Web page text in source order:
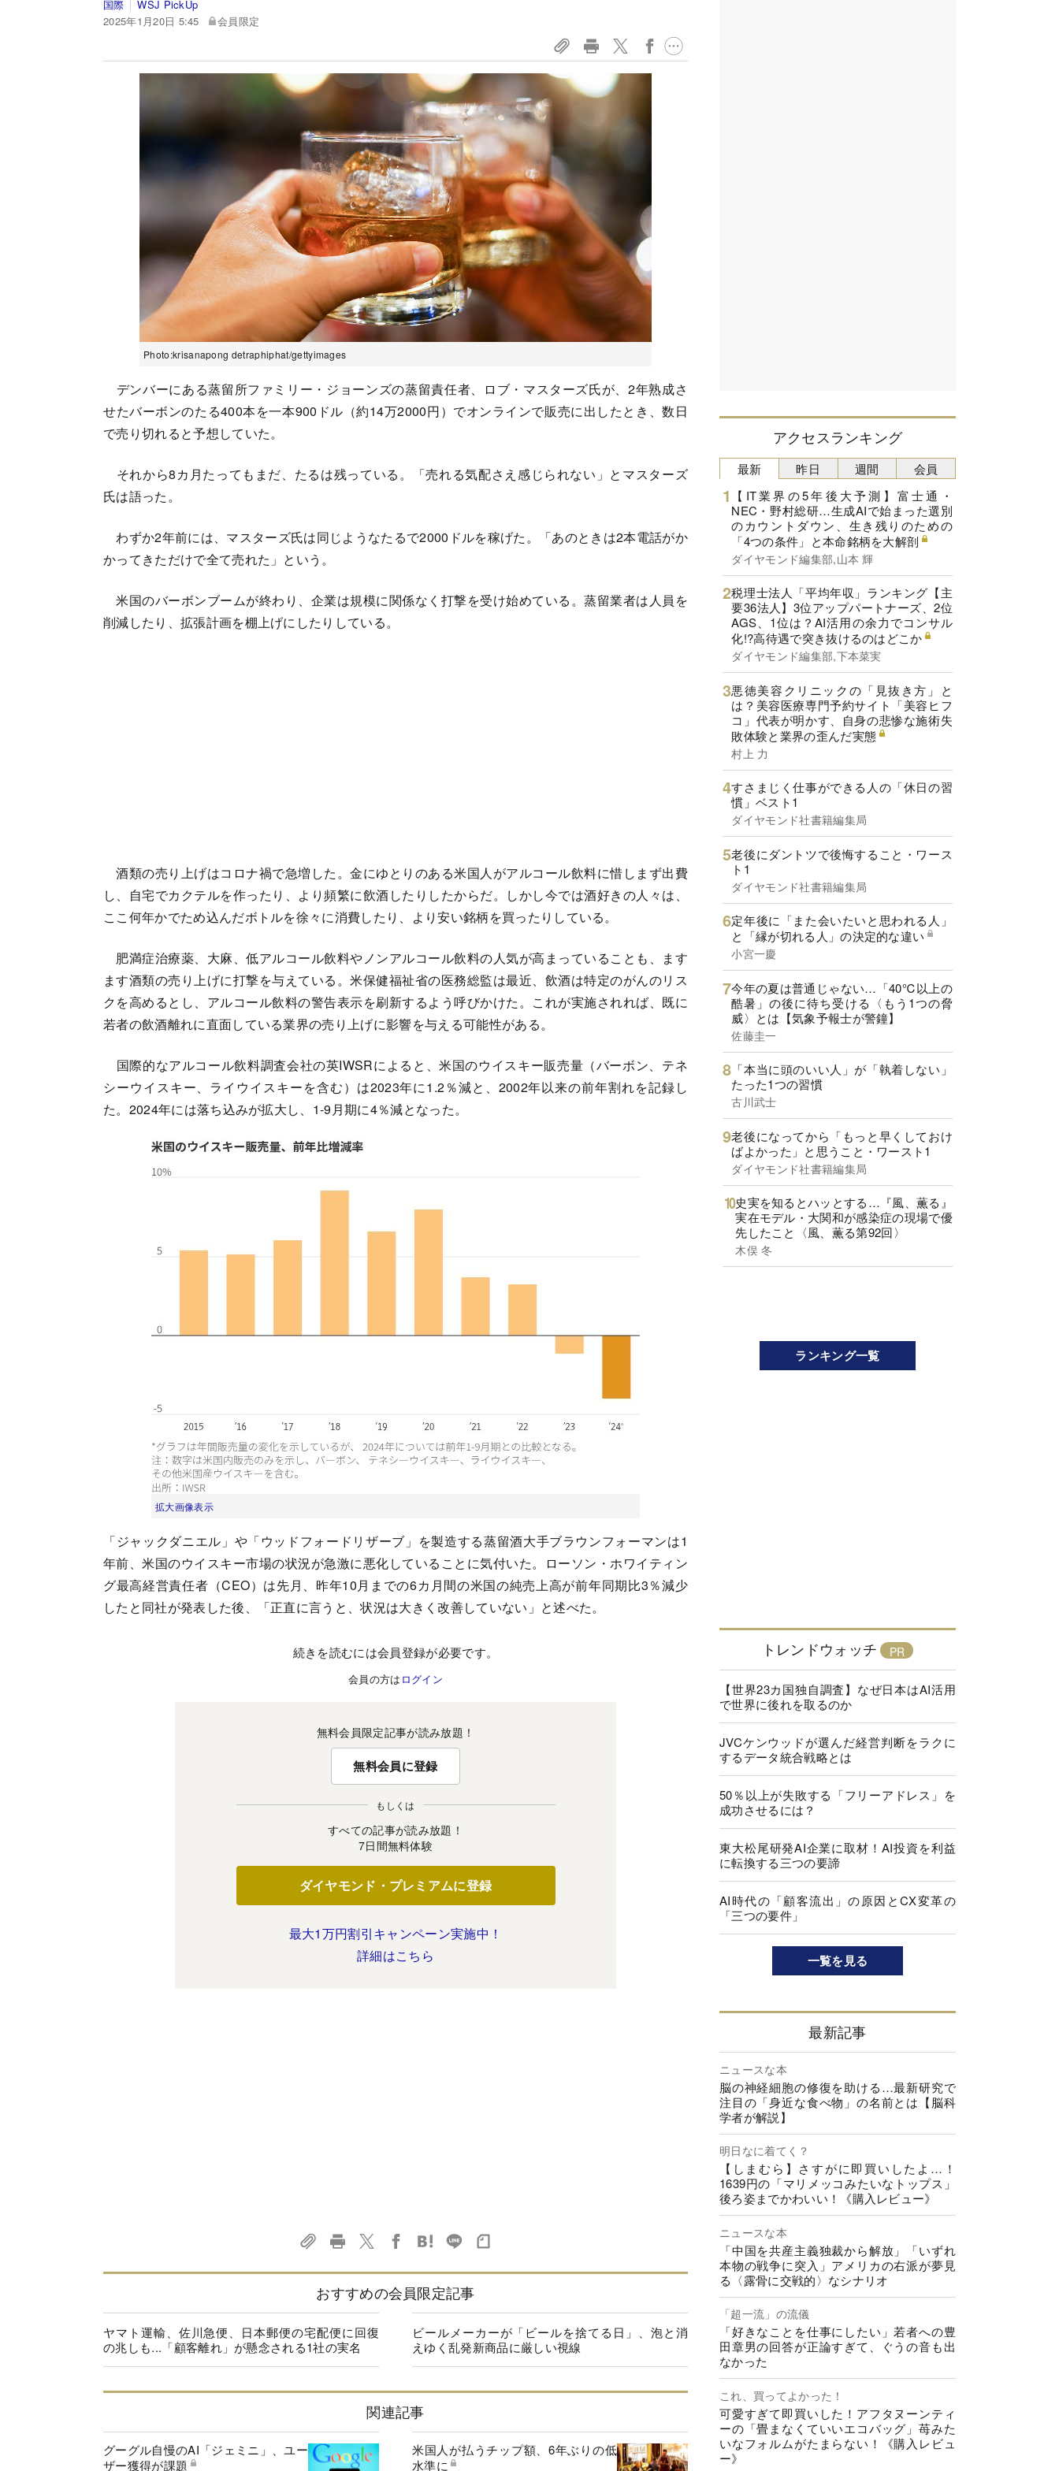
国際
WSJ PickUp
2025年1月20日 5:45
会員限定
Photo:krisanapong detraphiphat/gettyimages
デンバーにある蒸留所ファミリー・ジョーンズの蒸留責任者、ロブ・マスターズ氏が、2年熟成さ
せたバーボンのたる400本を一本900ドル（約14万2000円）でオンラインで販売に出したとき、数日
で売り切れると予想していた。
それから8カ月たってもまだ、たるは残っている。「売れる気配さえ感じられない」とマスターズ
氏は語った。
わずか2年前には、マスターズ氏は同じようなたるで2000ドルを稼げた。「あのときは2本電話がか
かってきただけで全て売れた」という。
米国のバーボンブームが終わり、企業は規模に関係なく打撃を受け始めている。蒸留業者は人員を
削減したり、拡張計画を棚上げにしたりしている。
酒類の売り上げはコロナ禍で急増した。金にゆとりのある米国人がアルコール飲料に惜しまず出費
し、自宅でカクテルを作ったり、より頻繁に飲酒したりしたからだ。しかし今では酒好きの人々は、
ここ何年かでため込んだボトルを徐々に消費したり、より安い銘柄を買ったりしている。
肥満症治療薬、大麻、低アルコール飲料やノンアルコール飲料の人気が高まっていることも、ます
ます酒類の売り上げに打撃を与えている。米保健福祉省の医務総監は最近、飲酒は特定のがんのリス
クを高めるとし、アルコール飲料の警告表示を刷新するよう呼びかけた。これが実施されれば、既に
若者の飲酒離れに直面している業界の売り上げに影響を与える可能性がある。
国際的なアルコール飲料調査会社の英IWSRによると、米国のウイスキー販売量（バーボン、テネ
シーウイスキー、ライウイスキーを含む）は2023年に1.2％減と、2002年以来の前年割れを記録し
た。2024年には落ち込みが拡大し、1-9月期に4％減となった。
拡大画像表示
「ジャックダニエル」や「ウッドフォードリザーブ」を製造する蒸留酒大手ブラウンフォーマンは1
年前、米国のウイスキー市場の状況が急激に悪化していることに気付いた。ローソン・ホワイティン
グ最高経営責任者（CEO）は先月、昨年10月までの6カ月間の米国の純売上高が前年同期比3％減少
したと同社が発表した後、「正直に言うと、状況は大きく改善していない」と述べた。
続きを読むには会員登録が必要です。
会員の方は ログイン
無料会員限定記事が読み放題！
無料会員に登録
もしくは
すべての記事が読み放題！
7日間無料体験
ダイヤモンド・プレミアムに登録
最大1万円割引キャンペーン実施中！
詳細はこちら
おすすめの会員限定記事
ヤマト運輸、佐川急便、日本郵便の宅配便に回復
の兆しも...「顧客離れ」が懸念される1社の実名
ビールメーカーが「ビールを捨てる日」、泡と消
えゆく乱発新商品に厳しい視線
関連記事
グーグル自慢のAI「ジェミニ」、ユー
ザー獲得が課題
米国人が払うチップ額、6年ぶりの低
水準に
アクセスランキング
最新
【IT業界の5年後大予測】富士通・
NEC・野村総研…生成AIで始まった選別
のカウントダウン、生き残りのための
「4つの条件」と本命銘柄を大解剖
ダイヤモンド編集部,山本 輝
税理士法人「平均年収」ランキング【主
要36法人】3位アップパートナーズ、2位
AGS、1位は？AI活用の余力でコンサル
化!?高待遇で突き抜けるのはどこか
ダイヤモンド編集部,下本菜実
悪徳美容クリニックの「見抜き方」と
は？美容医療専門予約サイト「美容ヒフ
コ」代表が明かす、自身の悲惨な施術失
敗体験と業界の歪んだ実態
村上 力
すさまじく仕事ができる人の「休日の習
慣」ベスト1
ダイヤモンド社書籍編集局
老後にダントツで後悔すること・ワース
ト1
ダイヤモンド社書籍編集局
定年後に「また会いたいと思われる人」
と「縁が切れる人」の決定的な違い
小宮一慶
今年の夏は普通じゃない…「40℃以上の
酷暑」の後に待ち受ける〈もう1つの脅
威〉とは【気象予報士が警鐘】
佐藤圭一
「本当に頭のいい人」が「執着しない」
たった1つの習慣
古川武士
老後になってから「もっと早くしておけ
ばよかった」と思うこと・ワースト1
ダイヤモンド社書籍編集局
史実を知るとハッとする…『風、薫る』
実在モデル・大関和が感染症の現場で優
先したこと〈風、薫る第92回〉
木俣 冬
昨日 週間 会員
ランキング一覧
トレンドウォッチ
【世界23カ国独自調査】なぜ日本はAI活用
で世界に後れを取るのか
JVCケンウッドが選んだ経営判断をラクに
するデータ統合戦略とは
50％以上が失敗する「フリーアドレス」を
成功させるには？
東大松尾研発AI企業に取材！AI投資を利益
に転換する三つの要諦
AI時代の「顧客流出」の原因とCX変革の
「三つの要件」
一覧を見る
最新記事
ニュースな本
脳の神経細胞の修復を助ける…最新研究で
注目の「身近な食べ物」の名前とは【脳科
学者が解説】
明日なに着てく？
【しまむら】さすがに即買いしたよ…！
1639円の「マリメッコみたいなトップス」
後ろ姿までかわいい！《購入レビュー》
ニュースな本
「中国を共産主義独裁から解放」「いずれ
本物の戦争に突入」アメリカの右派が夢見
る〈露骨に交戦的〉なシナリオ
「超一流」の流儀
「好きなことを仕事にしたい」若者への豊
田章男の回答が正論すぎて、ぐうの音も出
なかった
これ、買ってよかった！
可愛すぎて即買いした！アフタヌーンティ
ーの「畳まなくていいエコバッグ」苺みた
いなフォルムがたまらない！《購入レビュ
ー》